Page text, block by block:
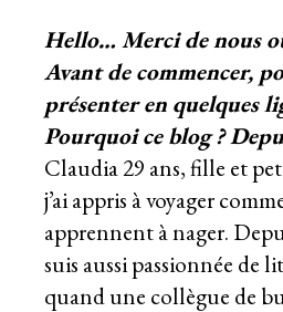
Hello… Merci de nous
Avant de commencer,
présenter en quelques
Pourquoi ce blog ?
Claudia 29 ans, fille et
j’ai appris à voyager
apprennent à nager.
suis aussi passionnée de
quand une collègue de